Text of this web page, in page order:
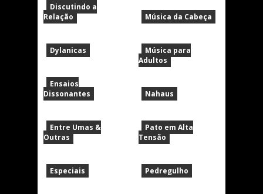
Discutindo a
Relação
Dylanicas
Ensaios
Dissonantes
Entre Umas &
Outras
Especiais
Música da Cabeça
Música para
Adultos
Nahaus
Pato em Alta
Tensão
Pedregulho